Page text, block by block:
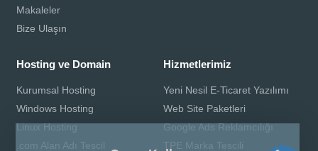
Makaleler
Bize Ulaşın
Hosting ve Domain
Kurumsal Hosting
Windows Hosting
Linux Hosting
.com Alan Adı Tescil
Hizmetlerimiz
Yeni Nesil E-Ticaret Yazılımı
Web Site Paketleri
Google Ads Reklamcılığı
TPE Marka Tescili